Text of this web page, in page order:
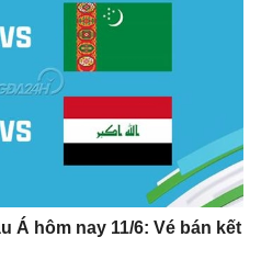
Á hôm nay 11/6: Vé bán kết